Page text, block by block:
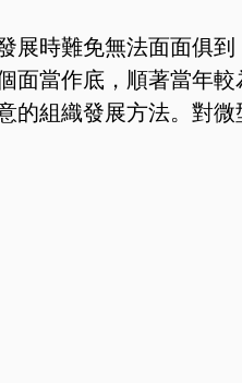
展時難免無法面面俱
面當作底，順著當年
的組織發展方法。對